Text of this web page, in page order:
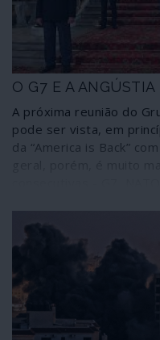
O G7 E A
A próxima reunião do
pode ser vista, em
da “America is Back”
certamente não será um